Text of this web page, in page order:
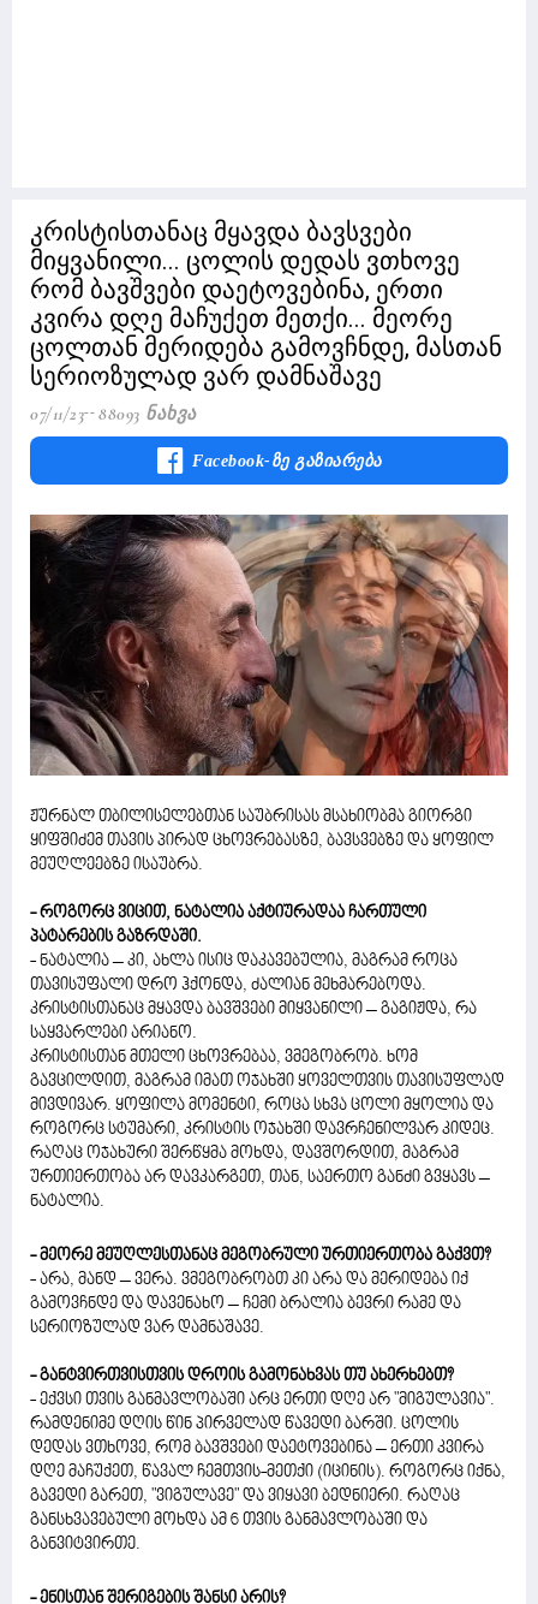
კრისტისთანაც მყავდა ბავსვები
მიყვანილი... ცოლის დედას ვთხოვე
რომ ბავშვები დაეტოვებინა, ერთი
კვირა დღე მაჩუქეთ მეთქი... მეორე
ცოლთან მერიდება გამოვჩნდე, მასთან
სერიოზულად ვარ დამნაშავე
07/11/23 88093 Ნახვა
Facebook-Ზე Გაზიარება
ჟურნალ თბილისელებთან საუბრისას მსახიობმა გიორგი
ყიფშიძემ თავის პირად ცხოვრებასზე, ბავსვებზე და ყოფილ
მეუღლეებზე ისაუბრა.
- როგორც ვიცით, ნატალია აქტიურადაა ჩართული
პატარების გაზრდაში.
- ნატალია – კი, ახლა ისიც დაკავებულია, მაგრამ როცა
თავისუფალი დრო ჰქონდა, ძალიან მეხმარებოდა.
კრისტისთანაც მყავდა ბავშვები მიყვანილი – გაგიჟდა, რა
საყვარლები არიანო.
კრისტისთან მთელი ცხოვრებაა, ვმეგობრობ. ხომ
გავცილდით, მაგრამ იმათ ოჯახში ყოველთვის თავისუფლად
მივდივარ. ყოფილა მომენტი, როცა სხვა ცოლი მყოლია და
როგორც სტუმარი, კრისტის ოჯახში დავრჩენილვარ კიდეც.
რაღაც ოჯახური შერწყმა მოხდა, დავშორდით, მაგრამ
ურთიერთობა არ დავკარგეთ, თან, საერთო განძი გვყავს –
ნატალია.
- მეორე მეუღლესთანაც მეგობრული ურთიერთობა გაქვთ?
- არა, მანდ – ვერა. ვმეგობრობთ კი არა და მერიდება იქ
გამოვჩნდე და დავენახო – ჩემი ბრალია ბევრი რამე და
სერიოზულად ვარ დამნაშავე.
- განტვირთვისთვის დროის გამონახვას თუ ახერხებთ?
- ექვსი თვის განმავლობაში არც ერთი დღე არ "მიგულავია".
რამდენიმე დღის წინ პირველად წავედი ბარში. ცოლის
დედას ვთხოვე, რომ ბავშვები დაეტოვებინა – ერთი კვირა
დღე მაჩუქეთ, წავალ ჩემთვის-მეთქი (იცინის). როგორც იქნა,
გავედი გარეთ, "ვიგულავე" და ვიყავი ბედნიერი. რაღაც
განსხვავებული მოხდა ამ 6 თვის განმავლობაში და
განვიტვირთე.
- ენისთან შერიგების შანსი არის?